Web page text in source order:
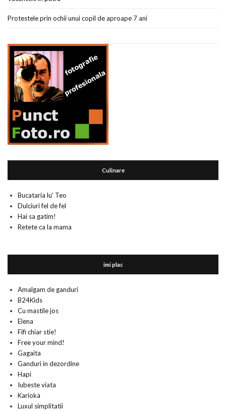
Protestele prin ochii unui copil de aproape 7 ani
Culinare
Bucataria lu' Teo
Dulciuri fel de fel
Hai sa gatim!
Retete ca la mama
imi plac
Amalgam de ganduri
B24Kids
Cu mastile jos
Elena
Fifi chiar stie!
Free your mind!
Gagaita
Ganduri in dezordine
Hapi
Iubeste viata
Karioka
Luxul simplitatii